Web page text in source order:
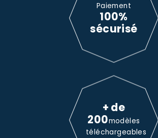
Paiement
100%
sécurisé
+ de
200modèles
téléchargeables